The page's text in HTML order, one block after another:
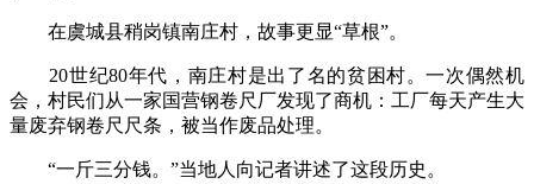
在虞城县稍岗镇南庄村，故事更显“草根”。
20世纪80年代，南庄村是出了名的贫困村。一次偶然机
会，村民们从一家国营钢卷尺厂发现了商机：工厂每天产生大
量废弃钢卷尺尺条，被当作废品处理。
“一斤三分钱。”当地人向记者讲述了这段历史。